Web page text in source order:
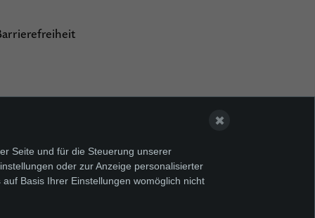
Seite und für die Steuerung unserer
oder zur Anzeige personalisierter
Basis Ihrer Einstellungen womöglich nicht
✖